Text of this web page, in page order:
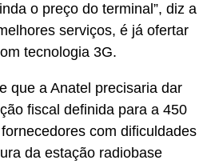
o preço do terminal”, diz a
serviços, é já ofertar
tecnologia 3G.
que a Anatel precisaria dar
fiscal definida para a 450
com dificuldades
da estação radiobase